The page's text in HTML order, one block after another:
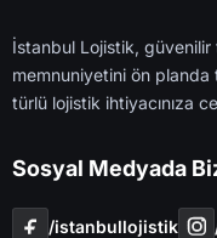
İstanbul Lojistik, güvenilir
memnuniyetini ön planda
türlü lojistik ihtiyacınıza
Sosyal Medyada
/i̇stanbullojistik